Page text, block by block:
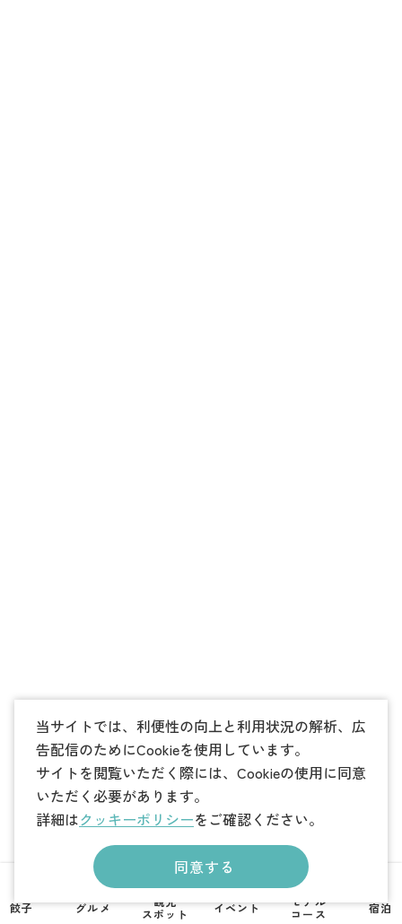
当サイトでは、利便性の向上と利用状況の解析、広
告配信のためにCookieを使用しています。
サイトを閲覧いただく際には、Cookieの使用に同意
いただく必要があります。
詳細はクッキーポリシーをご確認ください。
同意する